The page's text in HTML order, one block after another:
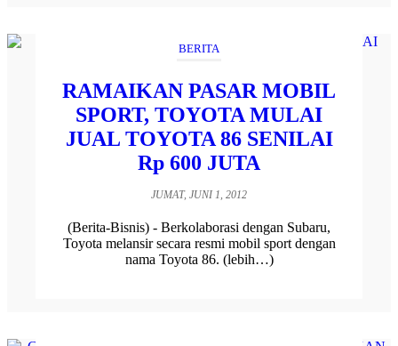
BERITA
RAMAIKAN PASAR MOBIL
SPORT, TOYOTA MULAI
JUAL TOYOTA 86 SENILAI
Rp 600 JUTA
JUMAT, JUNI 1, 2012
(Berita-Bisnis) - Berkolaborasi dengan Subaru,
Toyota melansir secara resmi mobil sport dengan
nama Toyota 86. (lebih…)